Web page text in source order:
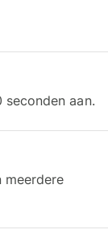
aan.
meerdere